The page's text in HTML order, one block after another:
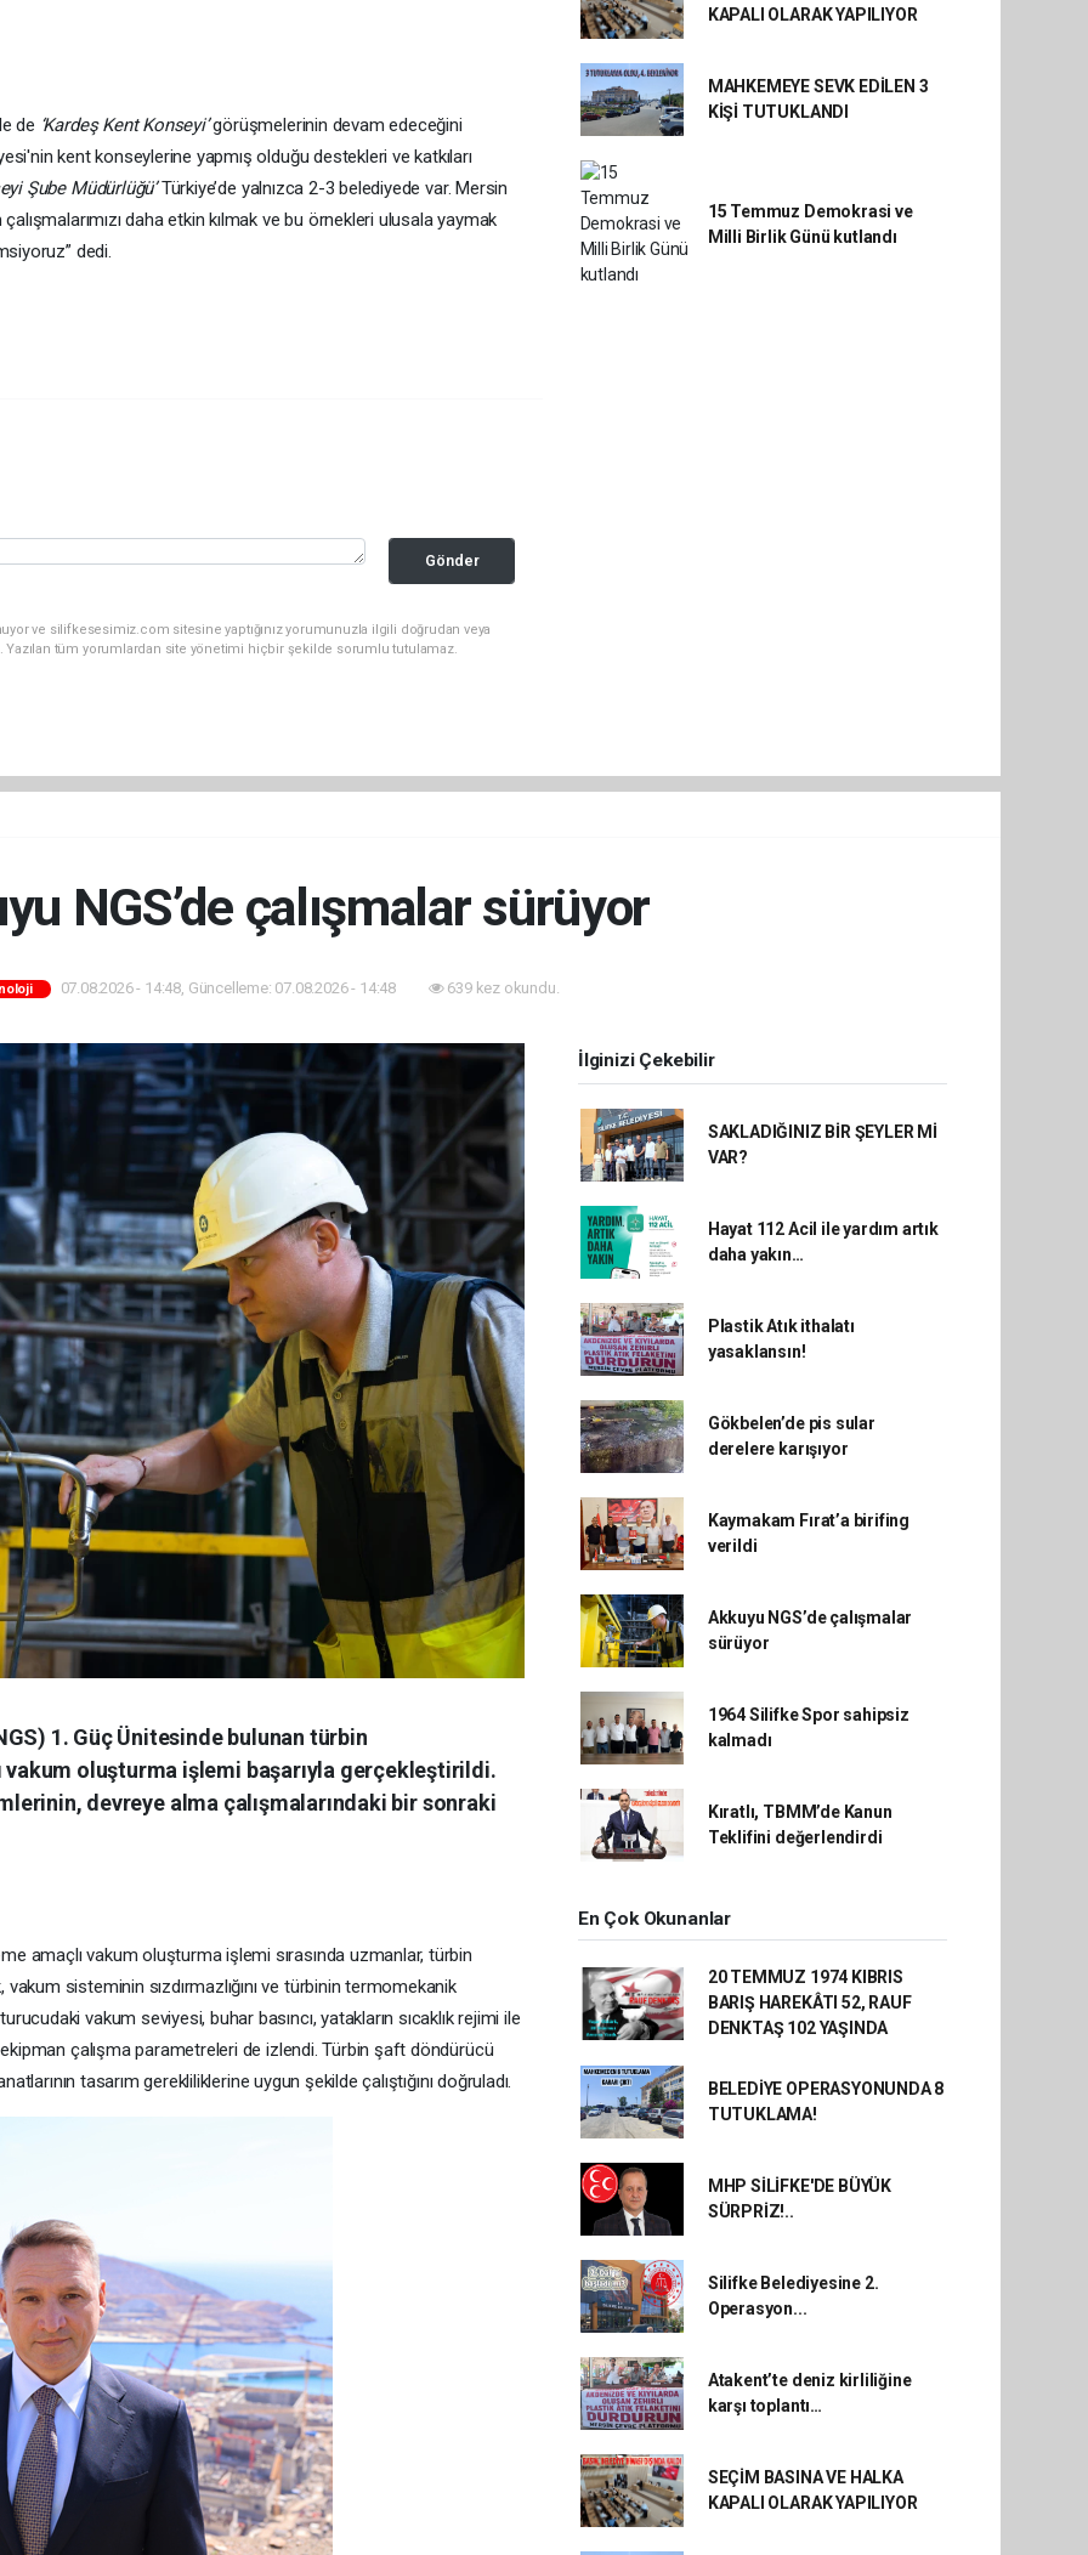
de ‘Kardeş Kent Konseyi’görüşmelerinin devam edeceğini
kent konseylerine yapmış olduğu destekleri ve katkıları
Şube Müdürlüğü’Türkiye’de yalnızca 2-3 belediyede var. Mersin
daha etkin kılmak ve bu örnekleri ulusala yaymak
dedi.
Gönder
ve silifkesesimiz.com sitesine yaptığınız yorumunuzla ilgili doğrudan veya
Yazılan tüm yorumlardan site yönetimi hiçbir şekilde sorumlu tutulamaz.
KAPALI OLARAK YAPILIYOR
MAHKEMEYE SEVK EDİLEN 3
KİŞİ TUTUKLANDI
15 Temmuz Demokrasi ve
Milli Birlik Günü kutlandı
NGS’de çalışmalar sürüyor
07.08.2026 - 14:48, Güncelleme: 07.08.2026 - 14:48 639 kez okundu.
1. Güç Ünitesinde bulunan türbin
oluşturma işlemi başarıyla gerçekleştirildi.
devreye alma çalışmalarındaki bir sonraki
amaçlı vakum oluşturma işlemi sırasında uzmanlar, türbin
sisteminin sızdırmazlığını ve türbinin termomekanik
vakum seviyesi, buhar basıncı, yatakların sıcaklık rejimi ile
çalışma parametreleri de izlendi. Türbin şaft döndürücü
tasarım gerekliliklerine uygun şekilde çalıştığını doğruladı.
İlginizi Çekebilir
SAKLADIĞINIZ BİR ŞEYLER Mİ
VAR?
Hayat 112 Acil ile yardım artık
daha yakın…
Plastik Atık ithalatı
yasaklansın!
Gökbelen’de pis sular
derelere karışıyor
Kaymakam Fırat’a birifing
verildi
Akkuyu NGS’de çalışmalar
sürüyor
1964 Silifke Spor sahipsiz
kalmadı
Kıratlı, TBMM’de Kanun
Teklifini değerlendirdi
En Çok Okunanlar
20 TEMMUZ 1974 KIBRIS
BARIŞ HAREKÂTI 52, RAUF
DENKTAŞ 102 YAŞINDA
BELEDİYE OPERASYONUNDA 8
TUTUKLAMA!
MHP SİLİFKE'DE BÜYÜK
SÜRPRİZ!..
Silifke Belediyesine 2.
Operasyon...
Atakent’te deniz kirliliğine
karşı toplantı…
SEÇİM BASINA VE HALKA
KAPALI OLARAK YAPILIYOR